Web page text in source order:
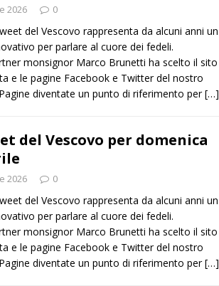
ALTRE NOTIZIE
viale Madonna dei Fiori a Bra, un ferito a Verduno
ALBA
TV Fund: 13 progetti finanziati con 4 milioni
2026 0
del Vescovo rappresenta da alcuni anni un
per parlare al cuore dei fedeli.
monsignor Marco Brunetti ha scelto il sito
e le pagine Facebook e Twitter del nostro
diventate un punto di riferimento per[…]
del Vescovo per domenica
2026 0
del Vescovo rappresenta da alcuni anni un
per parlare al cuore dei fedeli.
monsignor Marco Brunetti ha scelto il sito
e le pagine Facebook e Twitter del nostro
diventate un punto di riferimento per[…]